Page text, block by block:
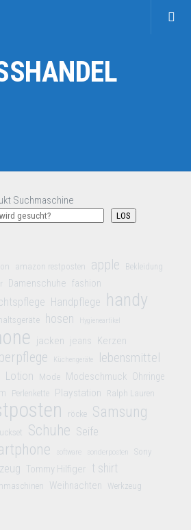
Suchmaschine
LOS
amazon restposten apple Bekleidung
Damenschuhe fashion
Handpflege handy
hosen Hygieneartikel
jacken jeans Kerzen
Küchengeräte lebensmittel
Lotion Mode Modeschmuck Ohrringe
Perlenkette Playstation Ralph Lauren
röcke Samsung
Schuhe Seife
software sonderposten Sony
Tommy Hilfiger t shirt
Weihnachten Werkzeug